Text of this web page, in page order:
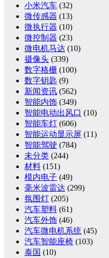
小米汽车 (32)
微传感器 (13)
微执行器 (10)
微控制器 (23)
微电机马达 (10)
摄像头 (339)
数字格栅 (100)
数字钥匙 (9)
新闻资讯 (562)
智能内饰 (349)
智能电动出风口 (10)
智能车灯 (606)
智能运动显示屏 (11)
智能驾驶 (784)
未分类 (244)
材料 (151)
模内电子 (49)
毫米波雷达 (299)
氛围灯 (205)
汽车塑料 (61)
汽车外饰 (46)
汽车微电机系统 (45)
汽车智能座椅 (103)
泰国 (10)